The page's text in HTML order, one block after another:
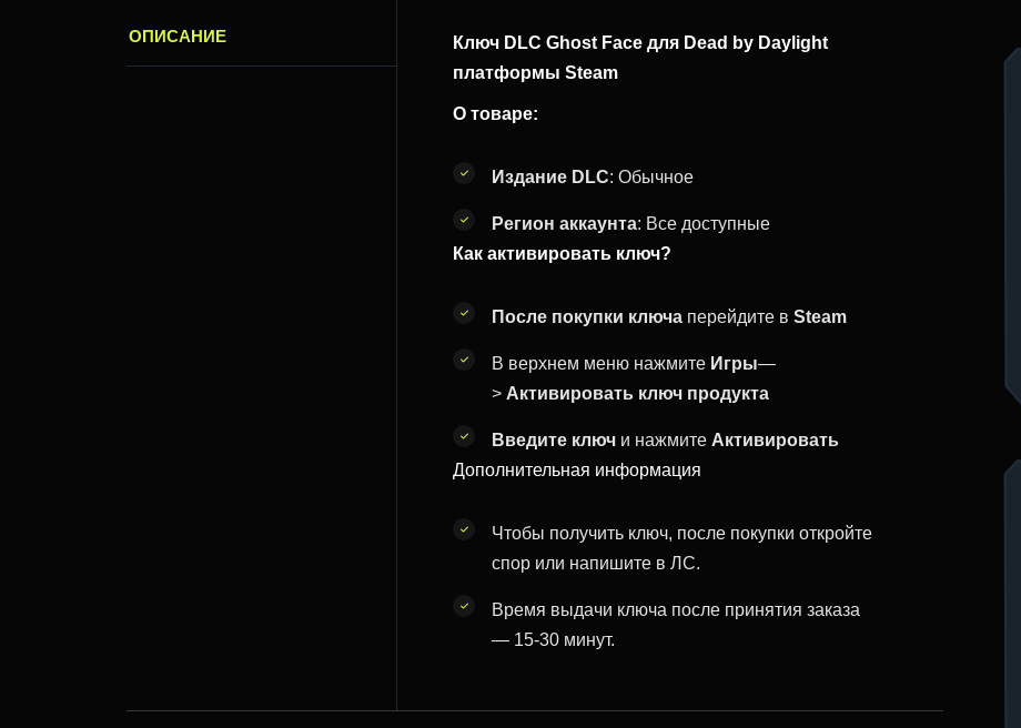
ОПИСАНИЕ
Ключ DLC Ghost Face для Dead by Daylight
платформы Steam
О товаре:
Издание DLC: Обычное
Регион аккаунта: Все доступные
Как активировать ключ?
После покупки ключа перейдите вSteam
В верхнем меню нажмите Игры—
> Активировать ключ продукта
Введите ключ и нажмите Активировать
Дополнительная информация
Чтобы получить ключ, после покупки откройте
спор или напишите в ЛС.
Время выдачи ключа после принятия заказа
— 15-30 минут.